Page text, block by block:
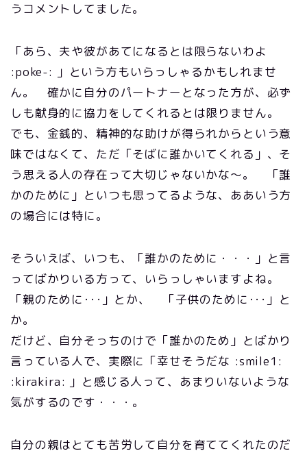
うコメントしてました。
「あら、夫や彼があてになるとは限らないわよ
:poke-: 」という方もいらっしゃるかもしれませ
ん。 確かに自分のパートナーとなった方が、必ず
しも献身的に協力をしてくれるとは限りません。
でも、金銭的、精神的な助けが得られからという意
味ではなくて、ただ「そばに誰かいてくれる」、そ
う思える人の存在って大切じゃないかな～。 「誰
かのために」といつも思ってるような、ああいう方
の場合には特に。
そういえば、いつも、「誰かのために・・・」と言
ってばかりいる方って、いらっしゃいますよね。
「親のために･･･」とか、 「子供のために･･･」と
か。
だけど、自分そっちのけで「誰かのため」とばかり
言っている人で、実際に「幸せそうだな :smile1:
:kirakira: 」と感じる人って、あまりいないような
気がするのです・・・。
自分の親はとても苦労して自分を育ててくれたのだ